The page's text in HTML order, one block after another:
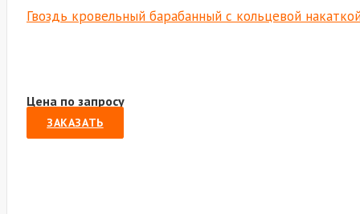
Гвоздь кровельный барабанный с кольцевой
Цена по запросу
ЗАКАЗАТЬ